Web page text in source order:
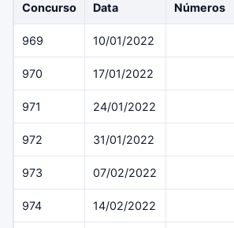
Concurso Data Números
969 10/01/2022
970 17/01/2022
971 24/01/2022
972 31/01/2022
973 07/02/2022
974 14/02/2022